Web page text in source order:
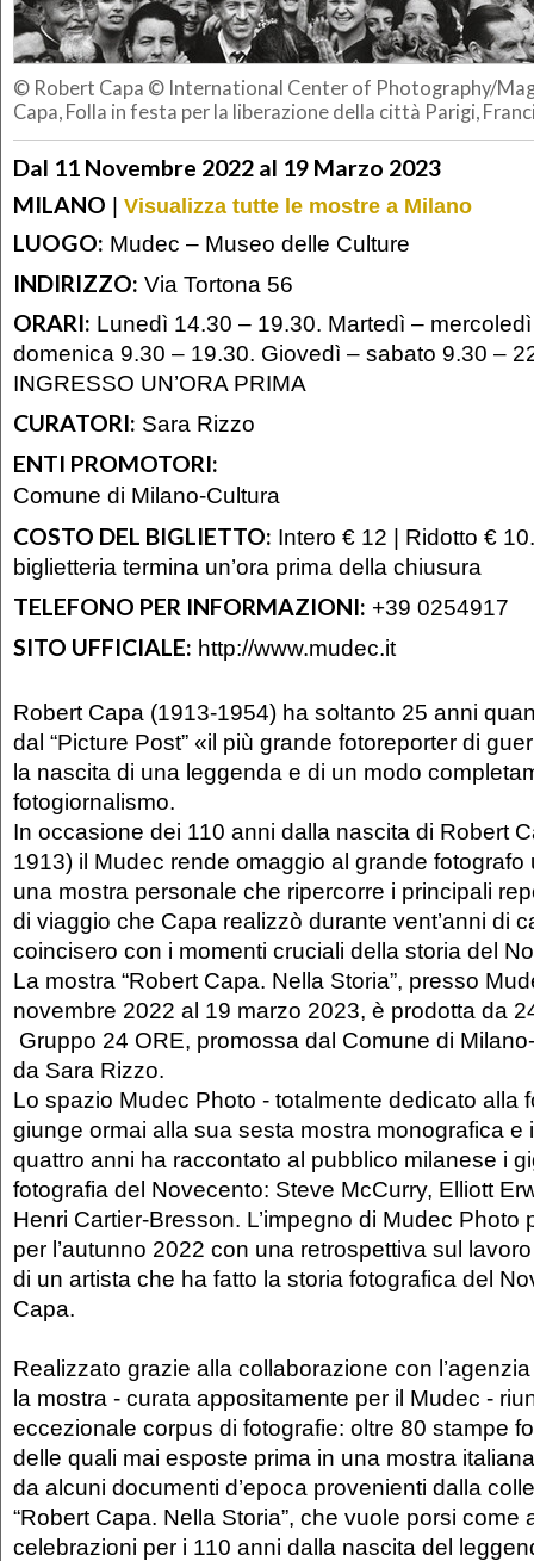
© Robert Capa © International Center of Photography/
Capa, Folla in festa per la liberazione della città Parigi,
Dal 11 Novembre 2022 al 19 Marzo 2023
MILANO | Visualizza tutte le mostre a Milano
LUOGO: Mudec – Museo delle Culture
INDIRIZZO: Via Tortona 56
ORARI: Lunedì 14.30 – 19.30. Martedì –
domenica 9.30 – 19.30. Giovedì – sabato 9.30 –
INGRESSO UN’ORA PRIMA
CURATORI: Sara Rizzo
ENTI PROMOTORI:
Comune di Milano-Cultura
COSTO DEL BIGLIETTO: Intero € 12 | Ridotto €
biglietteria termina un’ora prima della chiusura
TELEFONO PER INFORMAZIONI: +39 0254917
SITO UFFICIALE: http://www.mudec.it
Robert Capa (1913-1954) ha soltanto 25 anni
dal “Picture Post” «il più grande fotoreporter di
la nascita di una leggenda e di un modo
fotogiornalismo.
In occasione dei 110 anni dalla nascita di Robert
1913) il Mudec rende omaggio al grande
una mostra personale che ripercorre i principali
di viaggio che Capa realizzò durante vent’anni di
coincisero con i momenti cruciali della storia del
La mostra “Robert Capa. Nella Storia”, presso
novembre 2022 al 19 marzo 2023, è prodotta da
Gruppo 24 ORE, promossa dal Comune di
da Sara Rizzo.
Lo spazio Mudec Photo - totalmente dedicato alla
giunge ormai alla sua sesta mostra monografica e
quattro anni ha raccontato al pubblico milanese i
fotografia del Novecento: Steve McCurry, Elliott
Henri Cartier-Bresson. L’impegno di Mudec Photo
per l’autunno 2022 con una retrospettiva sul
di un artista che ha fatto la storia fotografica del
Capa.
Realizzato grazie alla collaborazione con
la mostra - curata appositamente per il Mudec -
eccezionale corpus di fotografie: oltre 80 stampe
delle quali mai esposte prima in una mostra
da alcuni documenti d’epoca provenienti dalla
“Robert Capa. Nella Storia”, che vuole porsi come
celebrazioni per i 110 anni dalla nascita del